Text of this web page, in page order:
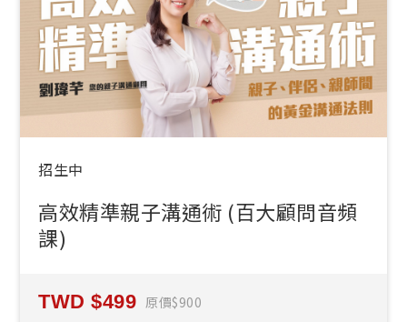
招生中
高效精準親子溝通術 (百大顧問音頻
課)
499 原價 900